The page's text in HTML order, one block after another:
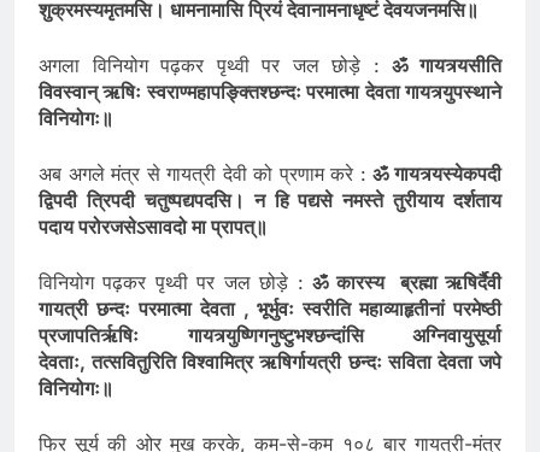
अगले मंत्र से विनयपूर्वक गायत्री देवी का आवाहन करे –ॐ तेजोऽसि
अगला विनियोग पढ़कर पृथ्वी पर जल छोड़े :ॐ गायत्र्यसीति
विवस्वान् ऋषिः स्वराण्महापङ्क्तिश्छन्दः परमात्मा देवता गायत्र्युपस्थाने
अब अगले मंत्र से गायत्री देवी को प्रणाम करे :ॐ गायत्र्यस्येकपदी
द्विपदी त्रिपदी चतुष्पद्यपदसि। न हि पद्यसे नमस्ते तुरीयाय दर्शताय
विनियोग पढ़कर पृथ्वी पर जल छोड़े :ॐ कारस्य ब्रह्मा ऋषिर्दैवी
गायत्री छन्दः परमात्मा देवता , भूर्भुवः स्वरीति महाव्याहृतीनां परमेष्ठी
प्रजापतिर्ऋषिः गायत्र्युष्णिगनुष्टुभश्छन्दांसि अग्निवायुसूर्या
देवताः, तत्सवितुरिति विश्वामित्र ऋषिर्गायत्री छन्दः सविता देवता जपे